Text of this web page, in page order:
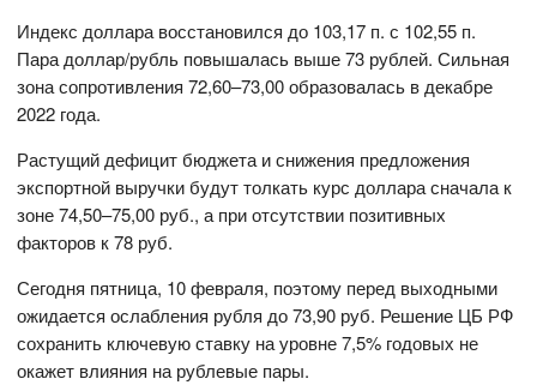
Индекс доллара восстановился до 103,17 п. с 102,55 п.
Пара доллар/рубль повышалась выше 73 рублей. Сильная
зона сопротивления 72,60–73,00 образовалась в декабре
2022 года.
Растущий дефицит бюджета и снижения предложения
экспортной выручки будут толкать курс доллара сначала к
зоне 74,50–75,00 руб., а при отсутствии позитивных
факторов к 78 руб.
Сегодня пятница, 10 февраля, поэтому перед выходными
ожидается ослабления рубля до 73,90 руб. Решение ЦБ РФ
сохранить ключевую ставку на уровне 7,5% годовых не
окажет влияния на рублевые пары.